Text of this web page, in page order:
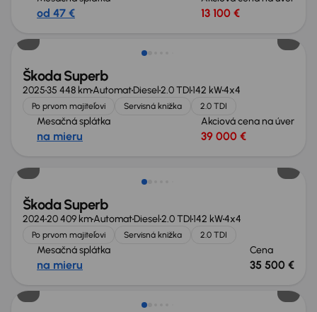
od 47 € 13 100 €
Ušetríte 15 200 €
Škoda Superb
202535 448 kmAutomatDiesel2.0 TDI142 kW4x4
Po prvom majiteľovi Servisná knižka 2.0 TDI
Mesačná splátka
na mieru
Akciová cena na úver
39 000 €
Škoda Superb
202420 409 kmAutomatDiesel2.0 TDI142 kW4x4
Po prvom majiteľovi Servisná knižka 2.0 TDI
Mesačná splátka
na mieru
Cena
35 500 €
Nové v ponuke